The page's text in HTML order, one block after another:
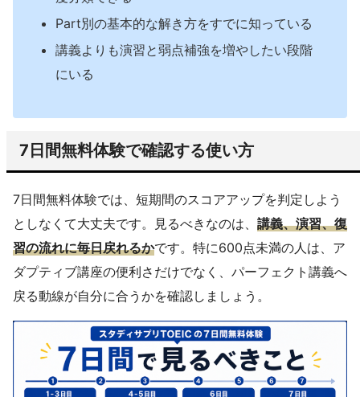
Part別の基本的な解き方をすでに知っている
講義よりも演習と弱点補強を増やしたい段階
にいる
7日間無料体験で確認する使い方
7日間無料体験では、短期間のスコアアップを判定しよう
としなくて大丈夫です。見るべきなのは、 講義、演習、復
習の流れに毎日戻れるかです。特に600点未満の人は、ア
ダプティブ講座の便利さだけでなく、パーフェクト講義へ
戻る動線が自分に合うかを確認しましょう。